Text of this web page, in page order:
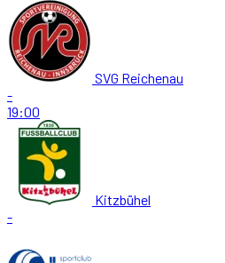
SVG Reichenau
-
19:00
Kitzbühel
-